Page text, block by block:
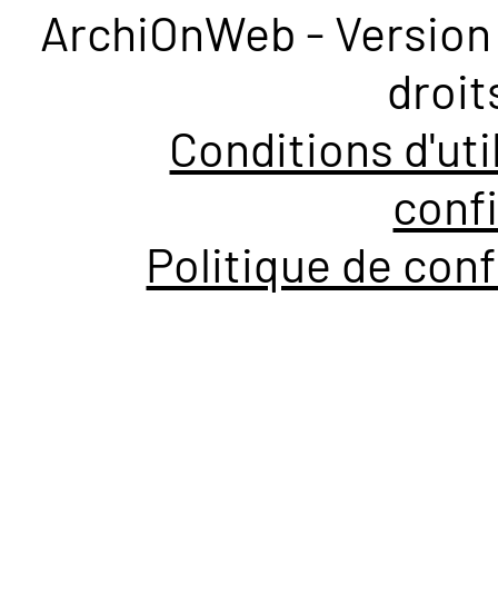
ArchiOnWeb -
Conditions
Politique de